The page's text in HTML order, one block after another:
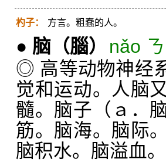
杓子： 方言。粗蠢的人。
● 脑 （腦）
nǎo
◎ 高等动物神经
觉和运动。人脑
髓。脑子（ａ．
筋。脑海。脑际
脑积水。脑溢血。